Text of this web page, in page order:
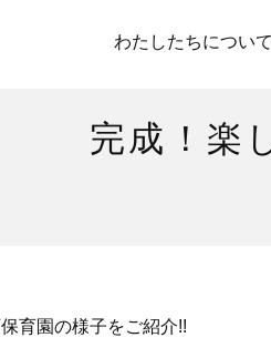
わたしたちについて
完成！楽
育園の様子をご紹介!!